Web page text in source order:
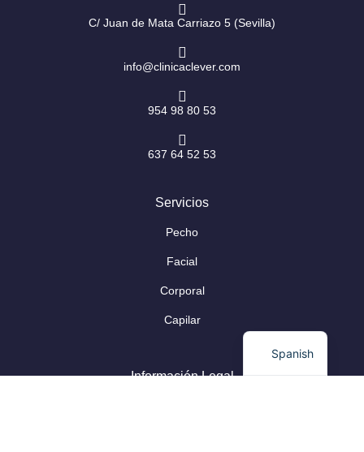
f
C/ Juan de Mata Carriazo 5 (Sevilla)
info@clinicaclever.com
954 98 80 53
637 64 52 53
Servicios
Pecho
Facial
Corporal
Capilar
Información Legal
Spanish